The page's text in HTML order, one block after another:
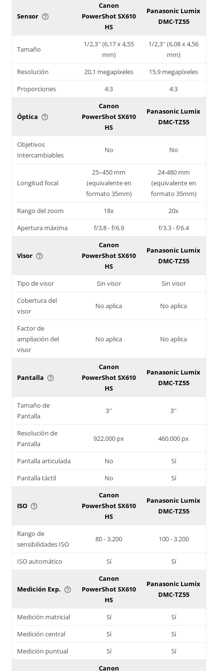
Sensor help_outline
Canon
PowerShot SX610
HS
Panasonic Lumix
DMC-TZ55
Tamaño
1/2,3'' (6,17 x 4,55
mm)
1/2,3'' (6,08 x 4,56
mm)
Resolución
20,1 megapíxeles
15,9 megapíxeles
Proporciones
4:3 4:3
Óptica help_outline
Canon
PowerShot SX610
HS
Panasonic Lumix
DMC-TZ55
Objetivos
Intercambiables
No No
Longitud focal
25–450 mm
(equivalente en
formato 35mm)
24-480 mm
(equivalente en
formato 35mm)
Rango del zoom
18x
20x
Apertura máxima
f/3.8 - f/6.9 f/3.3 - f/6.4
Visor help_outline
Canon
PowerShot SX610
HS
Panasonic Lumix
DMC-TZ55
Tipo de visor Sin visor
Sin visor
Cobertura del
visor
No aplica No aplica
Factor de
ampliación del
visor
No aplica No aplica
Pantalla help_outline
Canon
PowerShot SX610
HS
Panasonic Lumix
DMC-TZ55
Tamaño de
Pantalla
3'' 3''
Resolución de
Pantalla
922.000 px 460.000 px
Pantalla articulada No
Sí
Pantalla táctil
No Sí
ISO help_outline
Canon
PowerShot SX610
HS
Panasonic Lumix
DMC-TZ55
Rango de
sensibilidades ISO
80 - 3.200 100 - 3.200
ISO automático Sí Sí
Medición Exp. help_outline
Canon
PowerShot SX610
HS
Panasonic Lumix
DMC-TZ55
Medición matricial Sí
Sí
Medición central
Sí
Sí
Medición puntual
Sí Sí
Canon